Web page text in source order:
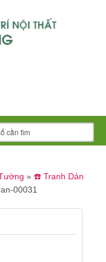
» ☎️ Tranh Dán
00031